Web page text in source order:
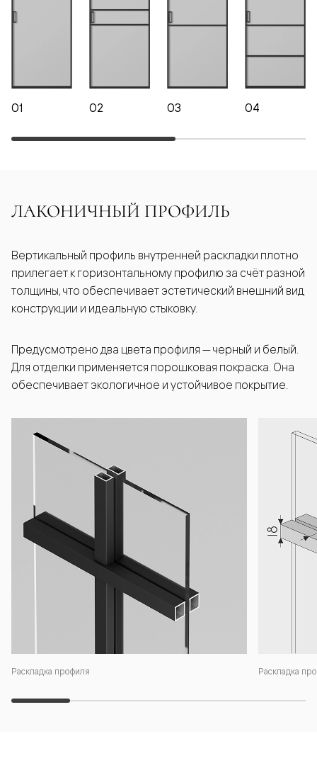
01 02 03 04
ЛАКОНИЧНЫЙ ПРОФИЛЬ
Раскладка профиля Раскладка
Вертикальный профиль внутренней раскладки плотно
прилегает к горизонтальному профилю за счёт разной
толщины, что обеспечивает эстетический внешний вид
конструкции и идеальную стыковку.
Предусмотрено два цвета профиля — черный и белый.
Для отделки применяется порошковая покраска. Она
обеспечивает экологичное и устойчивое покрытие.